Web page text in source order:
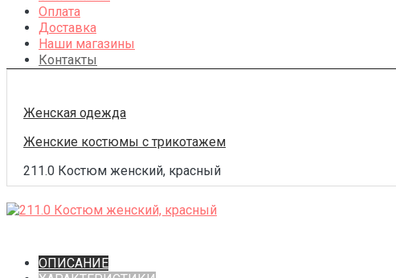
Оплата
Доставка
Наши магазины
Контакты
Женская одежда
Женские костюмы с трикотажем
211.0 Костюм женский, красный
ОПИСАНИЕ